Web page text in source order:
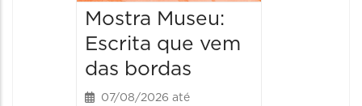
Mostra Museu:
Escrita que vem
das bordas
07/08/2026 até